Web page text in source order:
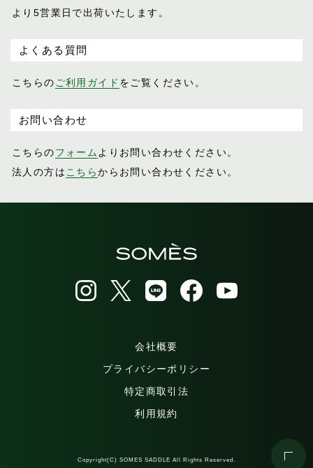
より5営業日で出荷いたします。
よくある質問
こちらのご利用ガイド をご覧ください。
お問い合わせ
こちらのフォームよりお問い合わせください。
法人の方はこちらからお問い合わせください。
会社概要
プライバシーポリシー
特定商取引法
利用規約
Copyright(C) SOMES SADDLE All Rights Reserved.